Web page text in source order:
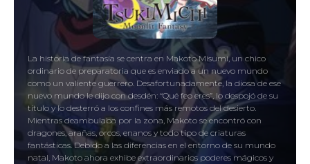
La historia de fantasía se centra en Makoto Misumi, un chico
ordinario de preparatoria que es enviado a un nuevo mundo
como un valiente guerrero. Desafortunadamente, la diosa de ese
nuevo mundo le dijo con desdén: “Qué feo eres”, lo despojó de su
título y lo desterró a los confines más remotos del desierto.
Mientras deambulaba por la zona, Makoto se encontró con
dragones, arañas, orcos, enanos y todo tipo de criaturas
fantásticas. Debido a las diferencias en el entorno de su mundo
natal, Makoto ahora exhibe extraordinarios poderes mágicos y